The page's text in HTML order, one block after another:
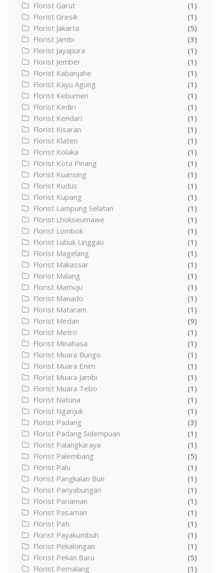
Florist Garut
(1)
Florist Gresik
(1)
Florist Jakarta
(5)
Florist Jambi
(3)
Florist Jayapura
(1)
Florist Jember
(1)
Florist Kabanjahe
(1)
Florist Kayu Agung
(1)
Florist Kebumen
(1)
Florist Kediri
(1)
Florist Kendari
(1)
Florist Kisaran
(1)
Florist Klaten
(1)
Florist Kolaka
(1)
Florist Kota Pinang
(1)
Florist Kuansing
(1)
Florist Kudus
(1)
Florist Kupang
(1)
Florist Lampung Selatan
(1)
Florist Lhokseumawe
(1)
Florist Lombok
(1)
Florist Lubuk Linggau
(1)
Florist Magelang
(1)
Florist Makassar
(1)
Florist Malang
(1)
Florist Mamuju
(1)
Florist Manado
(1)
Florist Mataram
(1)
Florist Medan
(9)
Florist Metro
(1)
Florist Minahasa
(1)
Florist Muara Bungo
(1)
Florist Muara Enim
(1)
Florist Muara Jambi
(1)
Florist Muara Tebo
(1)
Florist Natuna
(1)
Florist Nganjuk
(1)
Florist Padang
(3)
Florist Padang Sidempuan
(1)
Florist Palangkaraya
(1)
Florist Palembang
(5)
Florist Palu
(1)
Florist Pangkalan Bun
(1)
Florist Panyabungan
(1)
Florist Pariaman
(1)
Florist Pasaman
(1)
Florist Pati
(1)
Florist Payakumbuh
(1)
Florist Pekalongan
(1)
Florist Pekan Baru
(5)
Florist Pemalang
(1)